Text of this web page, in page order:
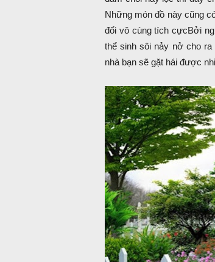
Những món đồ này cũng
đổi vô cùng tích cựcBởi
thể sinh sôi nảy nở cho
nhà bạn sẽ gặt hái được